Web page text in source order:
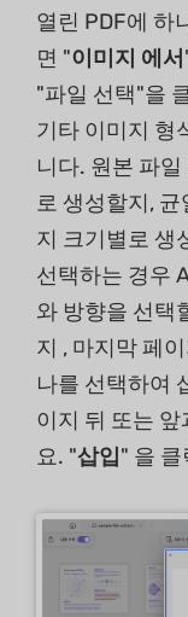
열린 PDF에 하
면 "이미지 에서
"파일 선택"을
기타 이미지 형
니다. 원본 파
로 생성할지,
지 크기별로 생
선택하는 경우
와 방향을 선택
지 , 마지막 페
나를 선택하여
이지 뒤 또는
요. "삽입 " 을